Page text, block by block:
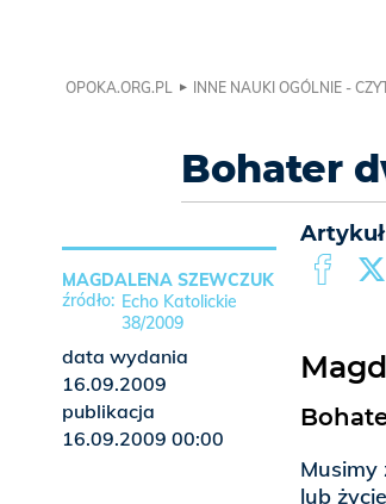
OPOKA.ORG.PL INNE NAUKI OGÓLNIE -
Bohater
Musimy
lub
MAGDALENA SZEWCZUK
Echo Katolickie
38/2009
data wydania
16.09.2009
publikacja
16.09.2009 00:00